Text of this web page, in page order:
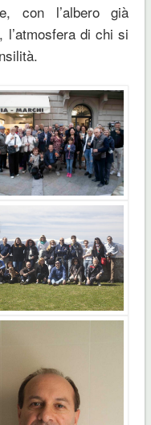
con l’albero già
di chi si